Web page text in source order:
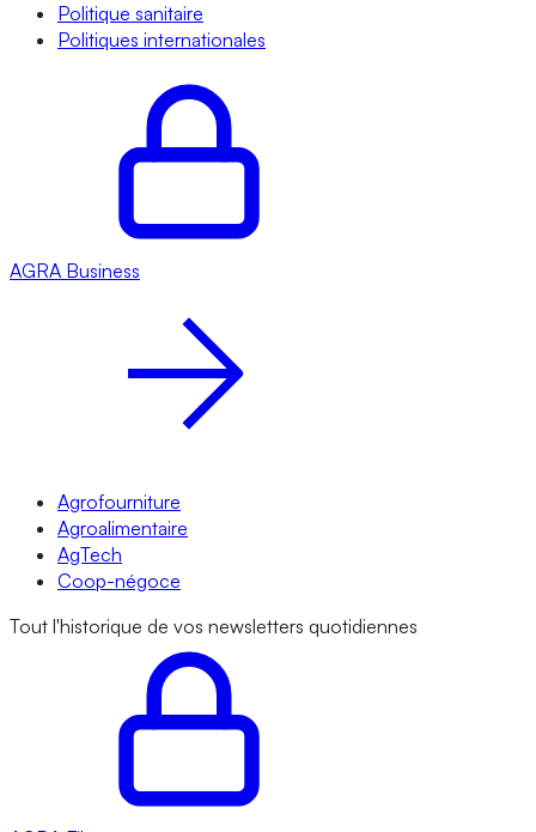
Politique sanitaire
Politiques internationales
AGRA Business
Agrofourniture
Agroalimentaire
AgTech
Coop-négoce
Tout l'historique de vos newsletters quotidiennes